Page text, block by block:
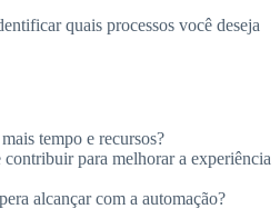
quais processos você deseja
tempo e recursos?
para melhorar a experiência
alcançar com a automação?